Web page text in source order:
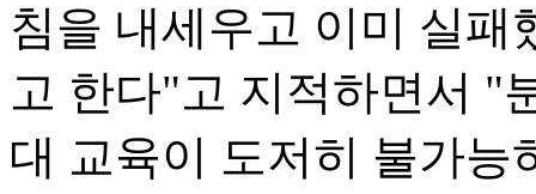
침을 내세우고 이미 실
고 한다"고 지적하면서 "
대 교육이 도저히 불가능